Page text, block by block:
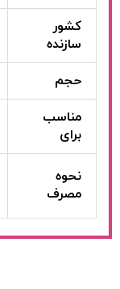
کشور
سازنده
حجم
مناسب
برای
نحوه
مصرف